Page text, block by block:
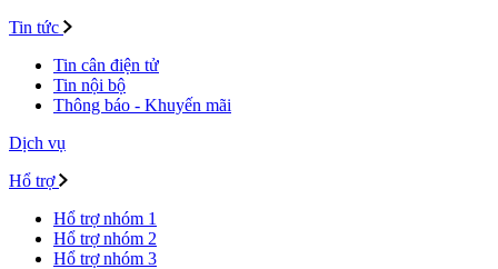
Tin tức
Tin cân điện tử
Tin nội bộ
Thông báo - Khuyến mãi
Dịch vụ
Hổ trợ
Hổ trợ nhóm 1
Hổ trợ nhóm 2
Hổ trợ nhóm 3